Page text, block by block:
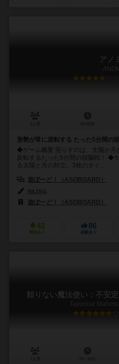
アノ
形勢が常に逆転する たった5分間の
◆ゲーム概要 照らすのは、太陽か月
反転するたった5分間の頭脳戦！ ◆
る太陽と月の対立。3枚のタイ...
遊ぼーど！（ASOBOARD）
na.tsu.
遊ぼーど！（ASOBOARD）
42
興味あり
86
経験あり
頼りない魔法使い：不安
Tayorinai